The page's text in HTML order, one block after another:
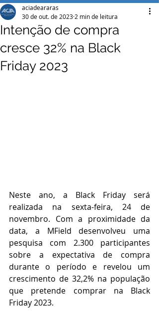
Intenção de compra
cresce 32% na Black
Friday 2023
aciadeararas
30 de out. de 2023 2 min de leitura
Neste ano, a Black Friday será
realizada na sexta-feira, 24 de
novembro. Com a proximidade da
data, a MField desenvolveu uma
pesquisa com 2.300 participantes
sobre a expectativa de compra
durante o período e revelou um
crescimento de 32,2% na população
que pretende comprar na Black
Friday 2023.